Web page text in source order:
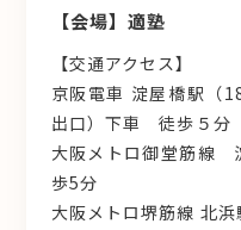
【会場】適塾
【交通アクセス】
京阪電車 淀屋橋駅（
出口）下車 徒歩５分
大阪メトロ御堂筋線
歩5分
大阪メトロ堺筋線 北